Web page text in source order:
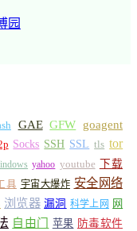
园
GAE GFW
goagent
Socks SSH SSL tls tor
yahoo youtube 下载
具 宇宙大爆炸 安全网络
浏览器 漏洞 科学上网 网
自由门 苹果 防毒软件